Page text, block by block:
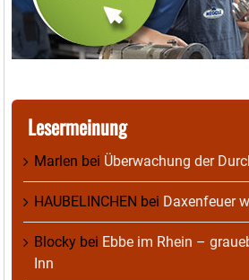
Lesermeinung
Marlen bei Überwachung der
HAUBELINCHEN bei Daxenfeuer
Blocky bei Ebbe im Rhein –
Inn